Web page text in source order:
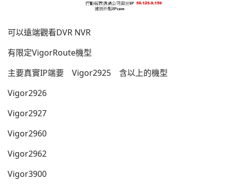
可以遠端觀看DVR NVR
有限定VigorRoute機型
主要真實IP端要 Vigor2925 含以上的機型
Vigor2926
Vigor2927
Vigor2960
Vigor2962
Vigor3900